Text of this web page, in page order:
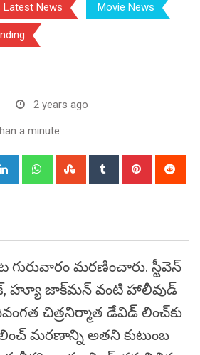
Latest News Movie News
2 years ago
a minute
LinkedIn WhatsappStumbleUpon
Tumblr Pinterest
గురువారం మరణించారు. స్టీవెన్
హ్యూ జాక్‌మన్ వంటి హాలీవుడ్
చిత్రనిర్మాత డేవిడ్ లించ్‌కు
మరణాన్ని అతని కుటుంబ